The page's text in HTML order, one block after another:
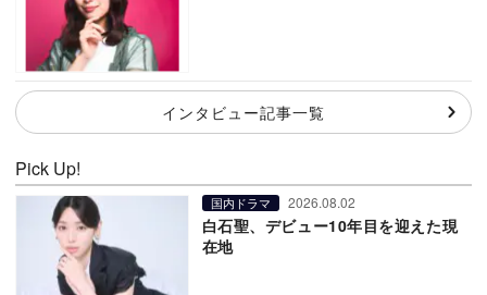
インタビュー記事一覧
Pick Up!
国内ドラマ 2026.08.02
白石聖、デビュー10年目を迎えた現
在地